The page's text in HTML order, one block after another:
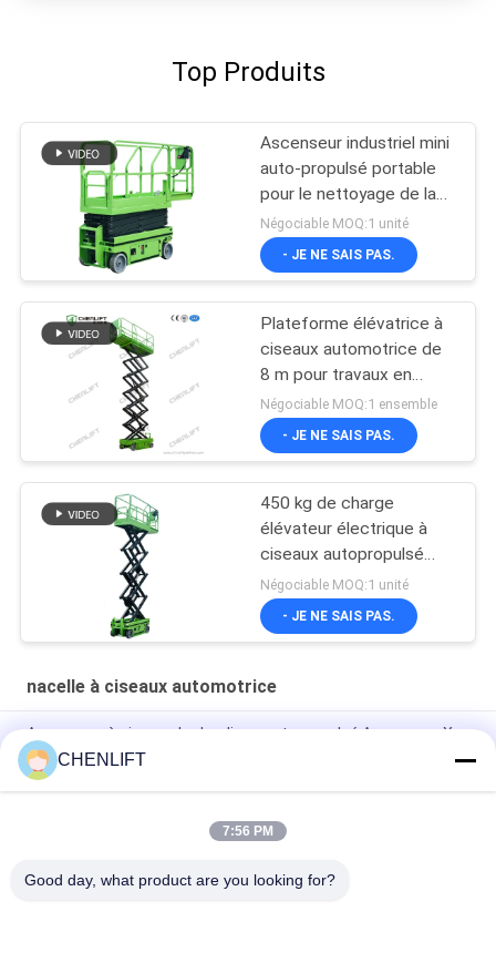
Top Produits
Ascenseur industriel mini
auto-propulsé portable
pour le nettoyage de la
peinture
Négociable MOQ:1 unité
- JE NE SAIS PAS.
Plateforme élévatrice à
ciseaux automotrice de
8 m pour travaux en
hauteur avec capacité
de charge de 230 kg
Négociable MOQ:1 ensemble
- JE NE SAIS PAS.
450 kg de charge
élévateur électrique à
ciseaux autopropulsé
avec CE
Négociable MOQ:1 unité
- JE NE SAIS PAS.
nacelle à ciseaux automotrice
Ascenseur à ciseaux hydraulique autopropulsé Ascenseur X
électrique 8 mètres 450 kg Capacité de charge
Plateforme élévatrice automotrice à ciseaux de 6 m de
CHENLIFT
7:56 PM
Good day, what product are you looking for?